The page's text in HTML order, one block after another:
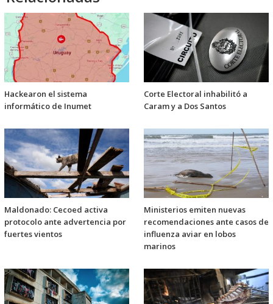
Hackearon el sistema
informático de Inumet
Corte Electoral inhabilitó a
Caram y a Dos Santos
Maldonado: Cecoed activa
protocolo ante advertencia por
fuertes vientos
Ministerios emiten nuevas
recomendaciones ante casos de
influenza aviar en lobos
marinos